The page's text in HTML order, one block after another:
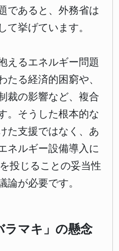
であると、外務省は
て挙げています。
えるエネルギー問題
たる経済的困窮や、
裁の影響など、複合
。そうした根本的な
た支援ではなく、あ
ネルギー設備導入に
投じることの妥当性
論が必要です。
ラマキ」の懸念